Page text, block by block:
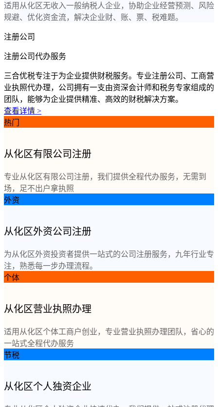
适用从化区无收入一般纳税人企业，协助企业经营预测、风险
规避、优化资金流，解决企业财、账、票、税难题。
注册公司
注册公司代办服务
三合优税专注于为企业提供财税服务。专业注册公司、工商营
业执照代办理，公司拥有一支由资深会计师和税务专家组成的
团队，能够为企业提供精准、高效的财税解决方案。
查看详情 >
热门
从化区有限公司注册
专业从化区有限公司注册，我们提供全程代办服务，无需到
场，足不出户拿执照
外资
从化区外资公司注册
为从化区外资投资者提供一站式的公司注册服务，九年行业专
注，熟悉每一步办理流程。
个体
从化区营业执照办理
适用从化区个体工商户创业，专业营业执照办理团队，省心的
一站式全程代办服务
节税
从化区个人独资企业